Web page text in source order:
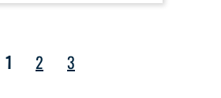
1 2 3